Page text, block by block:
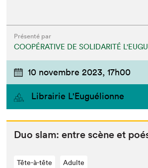
Présenté par
COOPÉRATIVE DE SOLIDARITÉ
10 novembre 2023, 17h00
Librairie L'Euguélionne
Duo slam: entre scène et
Tête-à-tête Adulte